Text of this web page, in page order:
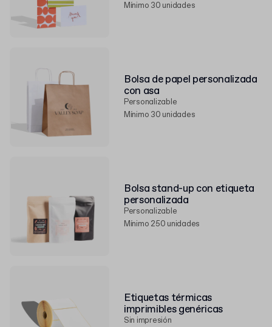
Mínimo 30 unidades
Bolsa de papel personalizada
con asa
Personalizable
Mínimo 30 unidades
Bolsa stand-up con etiqueta
personalizada
Personalizable
Mínimo 250 unidades
Etiquetas térmicas
imprimibles genéricas
Sin impresión